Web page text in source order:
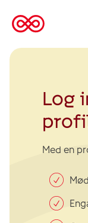
Tilbage
Kræftens
Log
Med en